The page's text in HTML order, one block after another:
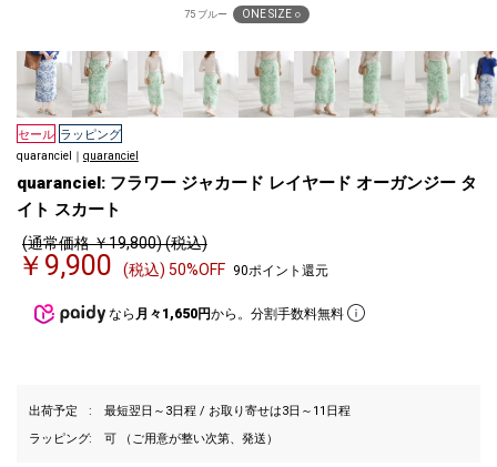
75 ブルー ONE SIZE ○
セール ラッピング
quaranciel｜ quaranciel
quaranciel: フラワー ジャカード レイヤード オーガンジー タ
イト スカート
(通常価格 ￥19,800) (税込)
￥9,900 (税込) 50%OFF 90ポイント還元
なら 月々1,650円から。分割手数料無料
出荷予定
最短翌日～3日程 / お取り寄せは3日～11日程
ラッピング
可 （ご用意が整い次第、発送）